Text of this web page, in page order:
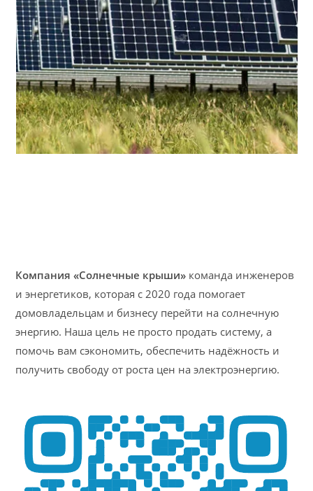
Компания «Солнечные крыши» команда инженеров
и энергетиков, которая с 2020 года помогает
домовладельцам и бизнесу перейти на солнечную
энергию. Наша цель не просто продать систему, а
помочь вам сэкономить, обеспечить надёжность и
получить свободу от роста цен на электроэнергию.